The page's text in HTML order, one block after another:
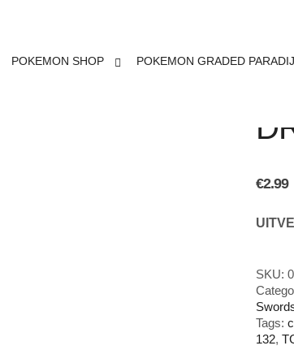
POKEMON SHOP POKEMON GRADED
€2.99
SKU:
Tags:
132,